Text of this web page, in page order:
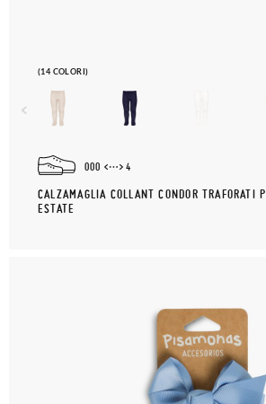
(14 COLORI)
000 4
CALZAMAGLIA COLLANT CONDOR TRAFORATI
ESTATE